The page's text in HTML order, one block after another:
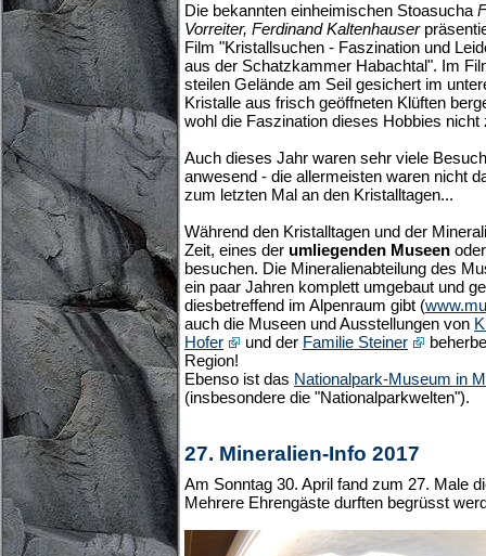
Die bekannten einheimischen Stoasucha
Vorreiter, Ferdinand Kaltenhauser
Film "Kristallsuchen - Faszination und
aus der Schatzkammer Habachtal". Im
steilen Gelände am Seil gesichert im
Kristalle aus frisch geöffneten Klüften
wohl die Faszination dieses Hobbies nicht
Auch dieses Jahr waren sehr viele
anwesend - die allermeisten waren nicht
zum letzten Mal an den Kristalltagen...
Während den Kristalltagen und der
Zeit, eines der umliegenden Museen
besuchen. Die Mineralienabteilung des
ein paar Jahren komplett umgebaut und
diesbetreffend im Alpenraum gibt (
auch die Museen und Ausstellungen von
Hofer
und der Familie Steiner
Region!
Ebenso ist das Nationalpark-Museum in
(insbesondere die "Nationalparkwelten").
27. Mineralien-Info 2017
Am Sonntag 30. April fand zum 27. Male
Mehrere Ehrengäste durften begrüsst